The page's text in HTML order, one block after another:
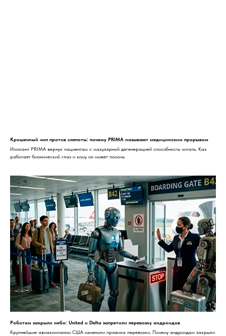
Крошечный чип против слепоты: почему PRIMA называют медицинским прорывом
Имплант PRIMA вернул пациентам с макулярной дегенерацией способность читать. Как
работает бионический глаз и кому он может помочь
Роботам закрыли небо: United и Delta запретили перевозку андроидов
Крупнейшие авиакомпании США изменили правила перевозки. Почему андроидам закрыли